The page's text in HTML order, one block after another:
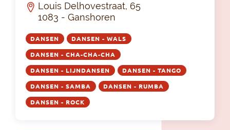
Louis Delhovestraat, 65
1083 - Ganshoren
DANSEN DANSEN - WALS
DANSEN - CHA-CHA-CHA
DANSEN - LIJNDANSEN DANSEN - TANGO
DANSEN - SAMBA DANSEN - RUMBA
DANSEN - ROCK